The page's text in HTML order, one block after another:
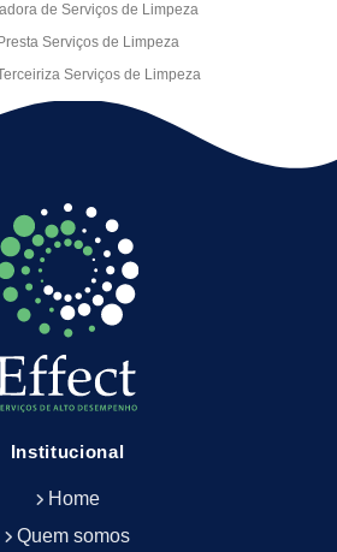
de Serviços de Limpeza
Serviços de Limpeza
Serviços de Limpeza
de Portaria
Empresarial
Predial
Predial Terceirizada
de Escritório
de Fachada
de Fachadas
e Conservação Predial
e Controlador de Acesso
e Limpeza
Institucional
Home
Quem somos